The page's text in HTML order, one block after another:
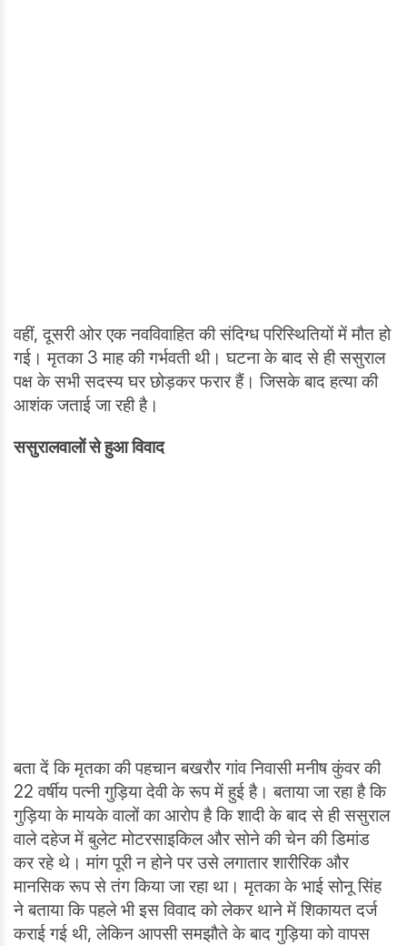
वहीं, दूसरी ओर एक नवविवाहित की संदिग्ध परिस्थितियों में मौत हो
गई। मृतका 3 माह की गर्भवती थी। घटना के बाद से ही ससुराल
पक्ष के सभी सदस्य घर छोड़कर फरार हैं। जिसके बाद हत्या की
आशंक जताई जा रही है।
ससुरालवालों से हुआ विवाद
बता दें कि मृतका की पहचान बखरौर गांव निवासी मनीष कुंवर की
22 वर्षीय पत्नी गुड़िया देवी के रूप में हुई है। बताया जा रहा है कि
गुड़िया के मायके वालों का आरोप है कि शादी के बाद से ही ससुराल
वाले दहेज में बुलेट मोटरसाइकिल और सोने की चेन की डिमांड
कर रहे थे। मांग पूरी न होने पर उसे लगातार शारीरिक और
मानसिक रूप से तंग किया जा रहा था। मृतका के भाई सोनू सिंह
ने बताया कि पहले भी इस विवाद को लेकर थाने में शिकायत दर्ज
कराई गई थी, लेकिन आपसी समझौते के बाद गुड़िया को वापस